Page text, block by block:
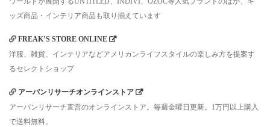
ッズ商品・インテリア商品も取り揃えています
FREAK’S STORE ONLINE
洋服、雑貨、インテリアなどアメリカンライフスタイルの楽しみ方を提案す
るセレクトショップ
アーバンリサーチオンラインストア
アーバンリサーチ直営のオンラインストア。毎週金曜日更新。1万円以上購入
で送料無料。